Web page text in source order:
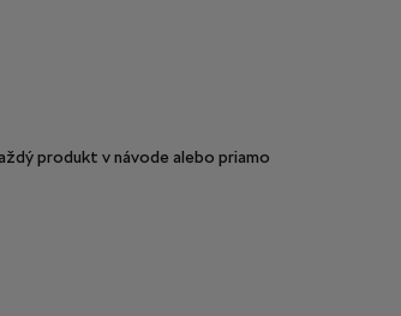
produkt v návode alebo priamo